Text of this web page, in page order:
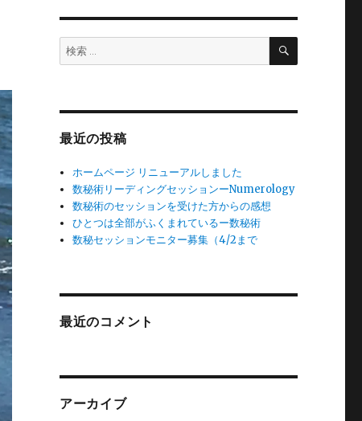
検
索:
検
最近の投稿
ホームページ リニューアルしました
数秘術リーディングセッションーNumerology
数秘術のセッションを受けた方からの感想
ひとつは全部がふくまれているー数秘術
数秘セッションモニター募集（4/2まで
最近のコメント
アーカイブ